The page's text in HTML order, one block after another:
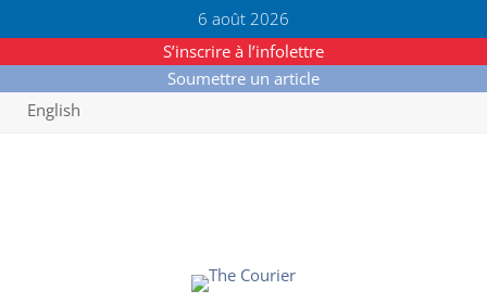
6 août 2026
S’inscrire à l’infolettre
Soumettre un article
English